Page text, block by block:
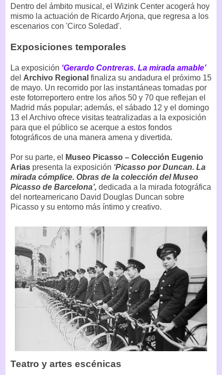
Dentro del ámbito musical, el Wizink Center acogerá hoy
mismo la actuación de Ricardo Arjona, que regresa a los
escenarios con 'Circo Soledad'.
Exposiciones temporales
La exposición ‘Gerardo Contreras. La mirada amable’
del Archivo Regional finaliza su andadura el próximo 15
de mayo. Un recorrido por las instantáneas tomadas por
este fotorreportero entre los años 50 y 70 que reflejan el
Madrid más popular; además, el sábado 12 y el domingo
13 el Archivo ofrece visitas teatralizadas a la exposición
para que el público se acerque a estos fondos
fotográficos de una manera amena y divertida.
Por su parte, el
Museo Picasso – Colección Eugenio
Arias presenta la exposición ‘Picasso por Duncan. La
mirada cómplice. Obras de la colección del Museo
Picasso de Barcelona’, dedicada a la mirada fotográfica
del norteamericano David Douglas Duncan sobre
Picasso y su entorno más íntimo y creativo.
Teatro y artes escénicas